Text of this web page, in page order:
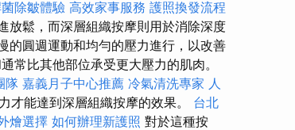
除皺體驗 高效家事服務 護照換發流程
放鬆，而深層組織按摩則用於消除深度
的圓週運動和均勻的壓力進行，以改善
常比其他部位承受更大壓力的肌肉。
隊 嘉義月子中心推薦 冷氣清洗專家 人
才能達到深層組織按摩的效果。 台北
燴選擇 如何辦理新護照 對於這種按